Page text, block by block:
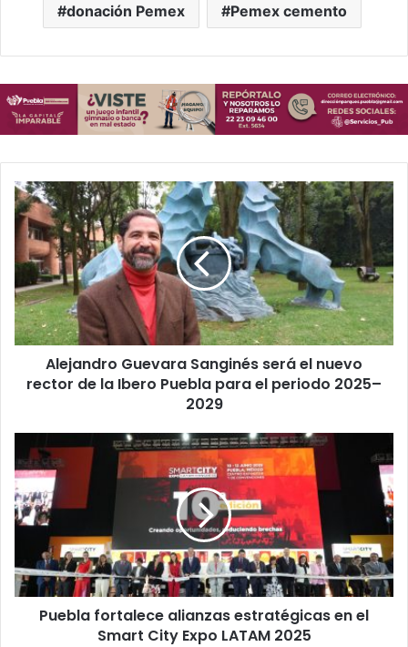
donación Pemex Pemex cemento
Alejandro
Guevara
Sanginés
será
el
nuevo
rector
de
la
Puebla
2025–
2029
Alejandro Guevara Sanginés será el nuevo
rector de la Ibero Puebla para el periodo 2025–
2029
fortalece
alianzas
estratégicas
en
Smart
City
Expo
LATAMPuebla fortalece alianzas estratégicas en el
Smart City Expo LATAM 2025